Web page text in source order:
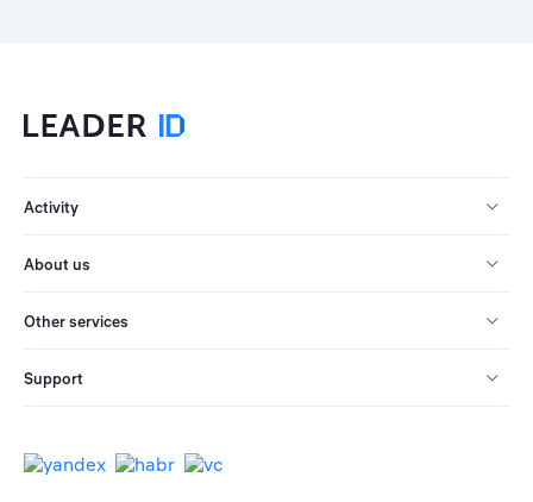
Activity
About us
Other services
Support